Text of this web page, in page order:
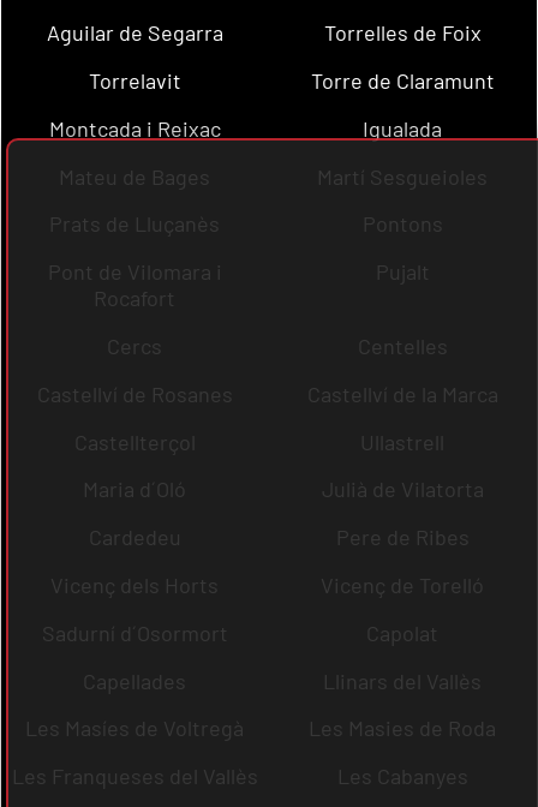
Aguilar de Segarra
Torrelles de Foix
Torrelavit
Torre de Claramunt
Montcada i Reixac
Igualada
Mateu de Bages
Martí Sesgueioles
Prats de Lluçanès
Pontons
Pont de Vilomara i
Rocafort
Pujalt
Cercs
Centelles
Castellví de Rosanes
Castellví de la Marca
Castellterçol
Ullastrell
Maria d´Oló
Julià de Vilatorta
Cardedeu
Pere de Ribes
Vicenç dels Horts
Vicenç de Torelló
Sadurní d´Osormort
Capolat
Capellades
Llinars del Vallès
Les Masíes de Voltregà
Les Masies de Roda
Les Franqueses del Vallès
Les Cabanyes